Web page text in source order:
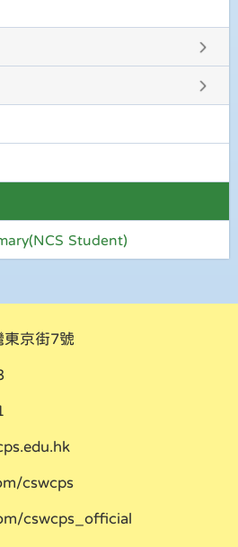
Student)
東京街7號
cswcps
cswcps_official